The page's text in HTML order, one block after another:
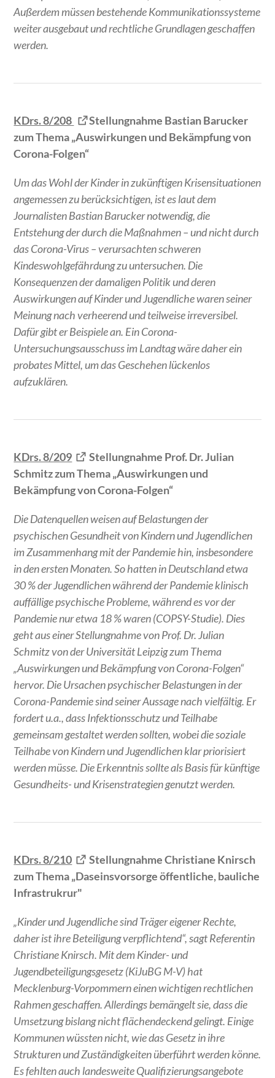
Außerdem müssen bestehende Kommunikationssysteme
weiter ausgebaut und rechtliche Grundlagen geschaffen
werden.
KDrs. 8/208
Stellungnahme Bastian Barucker
zum Thema „Auswirkungen und Bekämpfung von
Corona-Folgen“
Um das Wohl der Kinder in zukünftigen Krisensituationen
angemessen zu berücksichtigen, ist es laut dem
Journalisten Bastian Barucker notwendig, die
Entstehung der durch die Maßnahmen – und nicht durch
das Corona-Virus – verursachten schweren
Kindeswohlgefährdung zu untersuchen. Die
Konsequenzen der damaligen Politik und deren
Auswirkungen auf Kinder und Jugendliche waren seiner
Meinung nach verheerend und teilweise irreversibel.
Dafür gibt er Beispiele an. Ein Corona-
Untersuchungsausschuss im Landtag wäre daher ein
probates Mittel, um das Geschehen lückenlos
aufzuklären.
KDrs. 8/209
Stellungnahme Prof. Dr. Julian
Schmitz zum Thema „Auswirkungen und
Bekämpfung von Corona-Folgen“
Die Datenquellen weisen auf Belastungen der
psychischen Gesundheit von Kindern und Jugendlichen
im Zusammenhang mit der Pandemie hin, insbesondere
in den ersten Monaten. So hatten in Deutschland etwa
30 % der Jugendlichen während der Pandemie klinisch
auffällige psychische Probleme, während es vor der
Pandemie nur etwa 18 % waren (COPSY-Studie). Dies
geht aus einer Stellungnahme von Prof. Dr. Julian
Schmitz von der Universität Leipzig zum Thema
„Auswirkungen und Bekämpfung von Corona-Folgen“
hervor. Die Ursachen psychischer Belastungen in der
Corona-Pandemie sind seiner Aussage nach vielfältig. Er
fordert u.a., dass Infektionsschutz und Teilhabe
gemeinsam gestaltet werden sollten, wobei die soziale
Teilhabe von Kindern und Jugendlichen klar priorisiert
werden müsse. Die Erkenntnis sollte als Basis für künftige
Gesundheits- und Krisenstrategien genutzt werden.
KDrs. 8/210
Stellungnahme Christiane Knirsch
zum Thema „Daseinsvorsorge öffentliche, bauliche
Infrastrukrur"
„Kinder und Jugendliche sind Träger eigener Rechte,
daher ist ihre Beteiligung verpflichtend“, sagt Referentin
Christiane Knirsch. Mit dem Kinder- und
Jugendbeteiligungsgesetz (KiJuBG M-V) hat
Mecklenburg-Vorpommern einen wichtigen rechtlichen
Rahmen geschaffen. Allerdings bemängelt sie, dass die
Umsetzung bislang nicht flächendeckend gelingt. Einige
Kommunen wüssten nicht, wie das Gesetz in ihre
Strukturen und Zuständigkeiten überführt werden könne.
Es fehlten auch landesweite Qualifizierungsangebote